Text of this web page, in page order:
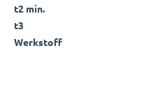
t2 min.
t3
Werkstoff